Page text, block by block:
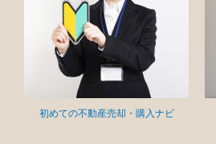
初めての不動産売却・購入ナビ